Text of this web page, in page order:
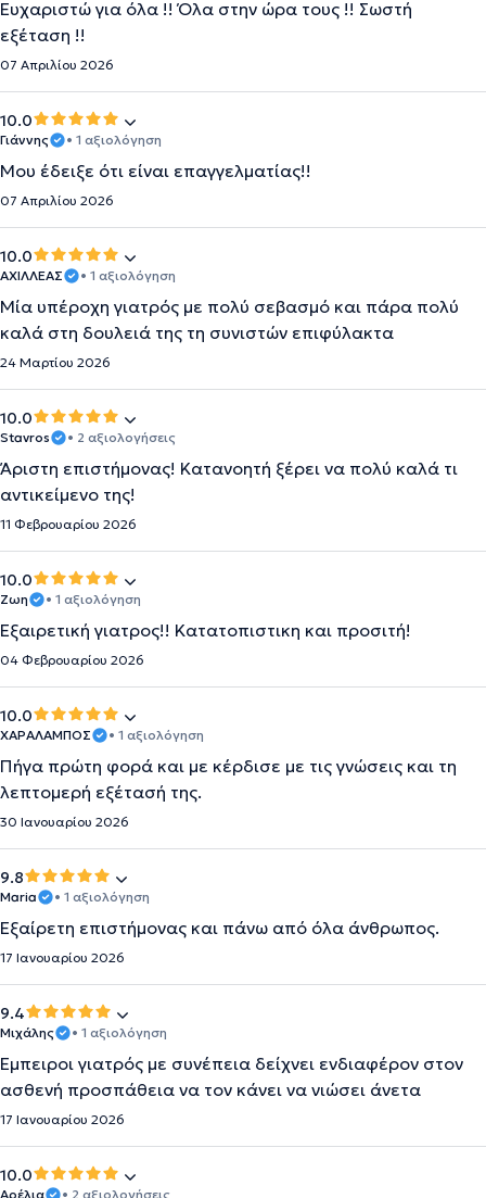
Ευχαριστώ για όλα !! Όλα στην ώρα τους !! Σωστή
εξέταση !!
07 Απριλίου 2026
10.0
Γιάννης • 1 αξιολόγηση
Μου έδειξε ότι είναι επαγγελματίας!!
07 Απριλίου 2026
10.0
ΑΧΙΛΛΈΑΣ • 1 αξιολόγηση
Μία υπέροχη γιατρός με πολύ σεβασμό και πάρα πολύ
καλά στη δουλειά της τη συνιστών επιφύλακτα
24 Μαρτίου 2026
10.0
Stavros • 2 αξιολογήσεις
Άριστη επιστήμονας! Κατανοητή ξέρει να πολύ καλά τι
αντικείμενο της!
11 Φεβρουαρίου 2026
10.0
Ζωη • 1 αξιολόγηση
Εξαιρετική γιατρος!! Κατατοπιστικη και προσιτή!
04 Φεβρουαρίου 2026
10.0
ΧΑΡΑΛΑΜΠΟΣ • 1 αξιολόγηση
Πήγα πρώτη φορά και με κέρδισε με τις γνώσεις και τη
λεπτομερή εξέτασή της.
30 Ιανουαρίου 2026
9.8
Maria • 1 αξιολόγηση
Εξαίρετη επιστήμονας και πάνω από όλα άνθρωπος.
17 Ιανουαρίου 2026
9.4
Μιχάλης • 1 αξιολόγηση
Έμπειροι γιατρός με συνέπεια δείχνει ενδιαφέρον στον
ασθενή προσπάθεια να τον κάνει να νιώσει άνετα
17 Ιανουαρίου 2026
10.0
Αρέλια • 2 αξιολογήσεις